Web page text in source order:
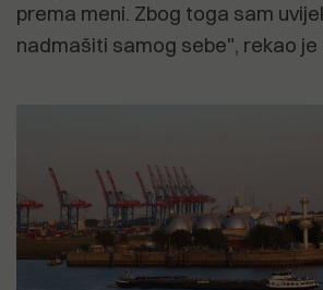
prema meni. Zbog toga sam
nadmašiti samog sebe", rekao